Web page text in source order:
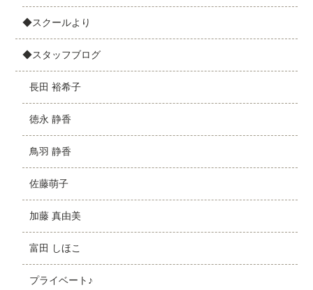
◆スクールより
◆スタッフブログ
長田 裕希子
徳永 静香
鳥羽 静香
佐藤萌子
加藤 真由美
富田 しほこ
プライベート♪